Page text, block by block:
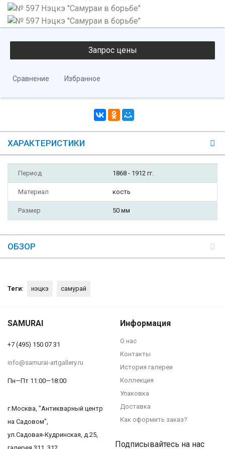
Сравнение Избранное
ХАРАКТЕРИСТИКИ
Период 1868 - 1912 гг.
Материал кость
Размер 50 мм
ОБЗОР
Теги: нэцкэ самурай
SAMURAI
+7 (495) 150 07 31
info@samurai-artgallery.ru
Пн—Пт 11:00—18:00
г.Москва, "Антикварный центр
на Садовом",
ул.Садовая-Кудринская, д.25,
Информация
О нас
Контакты
История галереи
Коллекция
Упаковка
Доставка
Как оформить заказ?
Подписывайтесь на нас